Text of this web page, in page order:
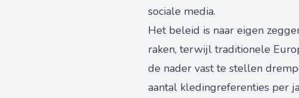
sociale media.
Het beleid is naar eigen
raken, terwijl traditionele
de nader vast te stellen
aantal kledingreferenties per